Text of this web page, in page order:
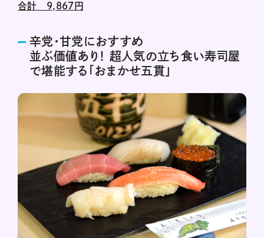
合計 9,867円
辛党・甘党におすすめ
並ぶ価値あり！ 超人気の立ち食い寿司屋
で堪能する「おまかせ五貫」